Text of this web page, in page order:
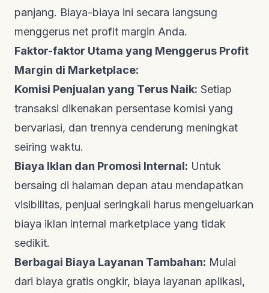
panjang. Biaya-biaya ini secara langsung
menggerus net profit margin Anda.
Faktor-faktor Utama yang Menggerus Profit
Margin di Marketplace:
Komisi Penjualan yang Terus Naik: Setiap
transaksi dikenakan persentase komisi yang
bervariasi, dan trennya cenderung meningkat
seiring waktu.
Biaya Iklan dan Promosi Internal: Untuk
bersaing di halaman depan atau mendapatkan
visibilitas, penjual seringkali harus mengeluarkan
biaya iklan internal marketplace yang tidak
sedikit.
Berbagai Biaya Layanan Tambahan: Mulai
dari biaya gratis ongkir, biaya layanan aplikasi,